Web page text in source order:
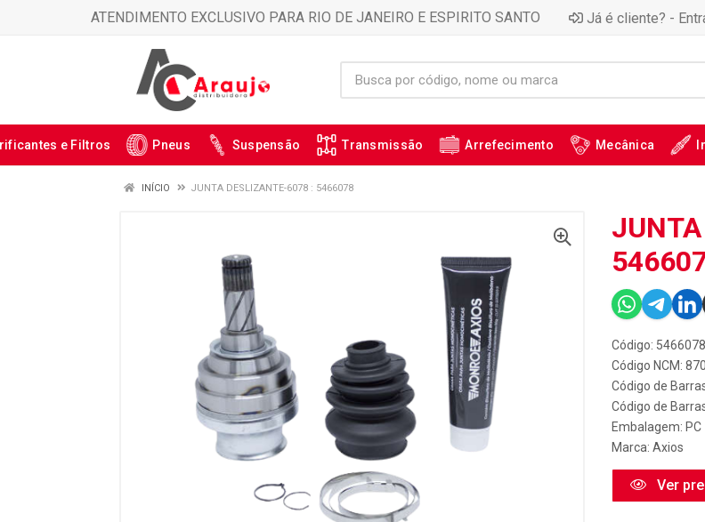
ATENDIMENTO EXCLUSIVO PARA RIO DE JANEIRO E ESPIRITO SANTO Já é cliente? -
e Filtros Pneus Suspensão Transmissão Arrefecimento Mecânica
INÍCIO JUNTA DESLIZANTE-6078 : 5466078
Código: 5466078
Código NCM:
Código de
Código de
Embalagem: PC
Marca: Axios
Ver